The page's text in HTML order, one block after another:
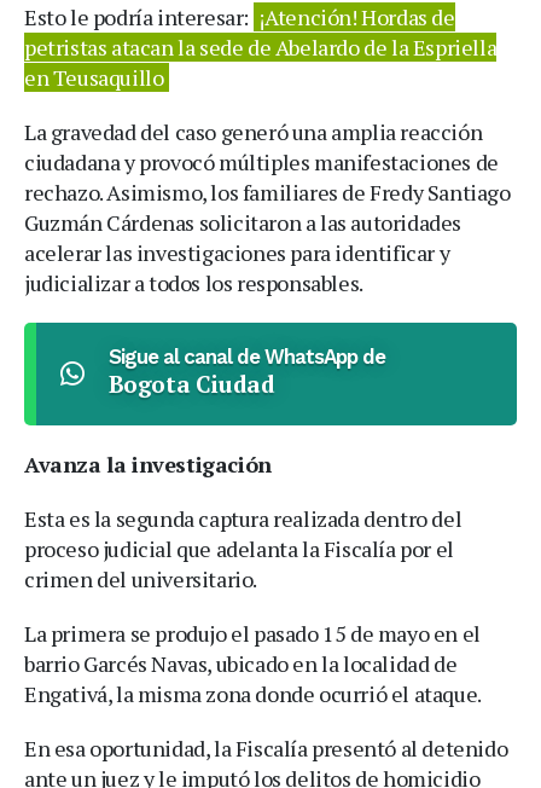
Esto le podría interesar: ¡Atención! Hordas de
petristas atacan la sede de Abelardo de la Espriella
en Teusaquillo
La gravedad del caso generó una amplia reacción
ciudadana y provocó múltiples manifestaciones de
rechazo. Asimismo, los familiares de Fredy Santiago
Guzmán Cárdenas solicitaron a las autoridades
acelerar las investigaciones para identificar y
judicializar a todos los responsables.
Sigue al canal de WhatsApp de
Bogota Ciudad
Avanza la investigación
Esta es la segunda captura realizada dentro del
proceso judicial que adelanta la Fiscalía por el
crimen del universitario.
La primera se produjo el pasado 15 de mayo en el
barrio Garcés Navas, ubicado en la localidad de
Engativá, la misma zona donde ocurrió el ataque.
En esa oportunidad, la Fiscalía presentó al detenido
ante un juez y le imputó los delitos de homicidio